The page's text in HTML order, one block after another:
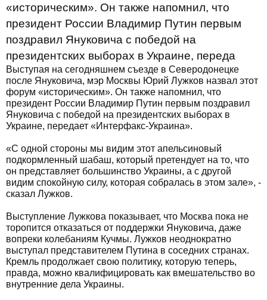
«историческим». Он также напомнил, что
президент России Владимир Путин первым
поздравил Януковича с победой на
президентских выборах в Украине, переда
Выступая на сегодняшнем съезде в Северодонецке
после Януковича, мэр Москвы Юрий Лужков назвал этот
форум «историческим». Он также напомнил, что
президент России Владимир Путин первым поздравил
Януковича с победой на президентских выборах в
Украине, передает «Интерфакс-Украина».
«С одной стороны мы видим этот апельсиновый
подкормленный шабаш, который претендует на то, что
он представляет большинство Украины, а с другой
видим спокойную силу, которая собралась в этом зале», -
сказал Лужков.
Выступление Лужкова показывает, что Москва пока не
торопится отказаться от поддержки Януковича, даже
вопреки колебаниям Кучмы. Лужков неоднократно
выступал представителем Путина в соседних странах.
Кремль продолжает свою политику, которую теперь,
правда, можно квалифицировать как вмешательство во
внутренние дела Украины.